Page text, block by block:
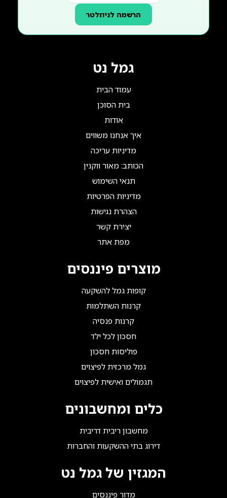
הרשמה לניוזלטר
גמל נט
עמוד הבית
בית הסוכן
אודות
איך אנחנו משווים
מדיניות עריכה
הכותב: מאור ווקנין
תנאי השימוש
מדיניות הפרטיות
הצהרת נגישות
יצירת קשר
מפת אתר
מוצרים פיננסים
קופות גמל להשקעה
קרנות השתלמות
קרנות פנסיה
חסכון לכל ילד
פוליסות חסכון
גמל מרכזית לפיצוים
תגמולים ואישית לפיצוים
כלים ומחשבונים
מחשבון ריבית דריבית
דירוג בתי ההשקעות והחברות
המגזין של גמל נט
מדור פיננסים